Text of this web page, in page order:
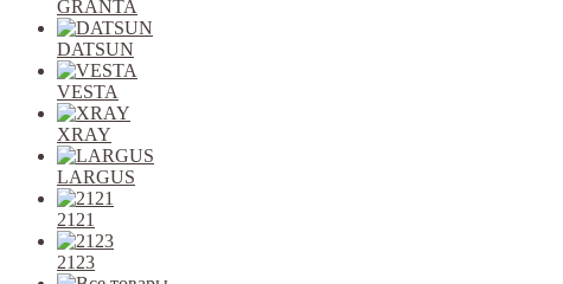
GRANTA
DATSUN
VESTA
XRAY
LARGUS
2121
2123